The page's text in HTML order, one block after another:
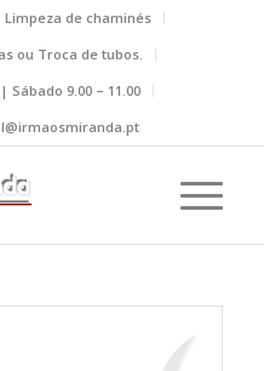
Limpeza de chaminés
ou Troca de tubos.
| Sábado 9.00 – 11.00